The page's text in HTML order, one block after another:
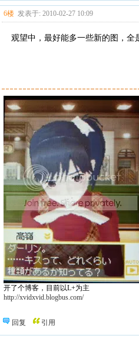
6楼 发表于: 2010-02-27 10:09
观望中，最好能多一些新的图，
开了个博客，目前以L+为主
http://xvidxvid.blogbus.com/
回复 引用